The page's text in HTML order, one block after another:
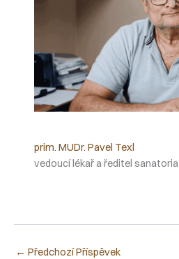
prim. MUDr. Pavel Texl
vedoucí lékař a ředitel sanatoria
← Předchozí Příspěvek